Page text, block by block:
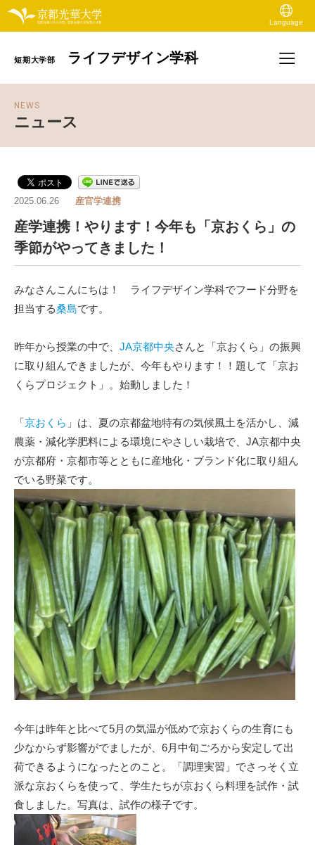
Language
短期大学部 ライフデザイン学科
NEWS
ニュース
2025.06.26 産官学連携
産学連携！やります！今年も「京おくら」の
季節がやってきました！
みなさんこんにちは！ ライフデザイン学科でフード分野を
担当する桑島です。
昨年から授業の中で、 JA京都中央さんと「京おくら」の振興
に取り組んできましたが、今年もやります！！題して「京お
くらプロジェクト」。始動しました！
「京おくら 」は、夏の京都盆地特有の気候風土を活かし、減
農薬・減化学肥料による環境にやさしい栽培で、JA京都中央
が京都府・京都市等とともに産地化・ブランド化に取り組ん
でいる野菜です。
今年は昨年と比べて5月の気温が低めで京おくらの生育にも
少なからず影響がでましたが、6月中旬ごろから安定して出
荷できるようになったとのこと。「調理実習」でさっそく立
派な京おくらを使って、学生たちが京おくら料理を試作・試
食しました。写真は、試作の様子です。